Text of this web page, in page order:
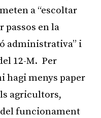
a “escoltar
passos en la
administrativa” i
12-M. Per
hagi menys paper
agricultors,
funcionament